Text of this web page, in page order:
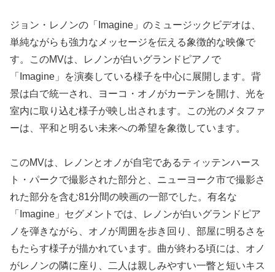
ジョン・レノンの「Imagine」のミュージックビデオは、
単純ながらも強力なメッセージを伝える象徴的な映像で
す。このMVは、レノンが白いグランドピアノで
「Imagine」を演奏している様子を中心に展開します。背
景は白で統一され、ヨーコ・オノがカーテンを開け、光を
室内に取り込む様子が映し出されます。この光のメタファ
ーは、平和と明るい未来への希望を象徴しています​​。
このMVは、レノンとオノが自宅であるティッテンハース
ト・パークで撮影された部分と、ニューヨーク市で撮影さ
れた部分を含む81分間の映画の一部でした。有名な
「Imagine」セグメントでは、レノンが白いグランドピア
ノを弾きながら、オノが周囲を歩き回り、部屋に明るさを
もたらす様子が描かれています。曲が終わる頃には、オノ
がレノンの隣に座り、二人は親しみやすい一瞥と短いキス